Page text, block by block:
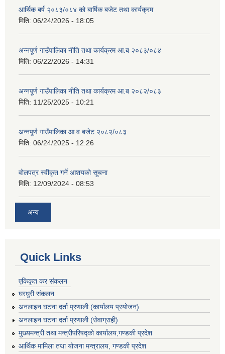
आर्थिक बर्ष २०८३/०८४ को बार्षिक बजेट तथा कार्यक्रम
मिति: 06/24/2026 - 18:05
अन्नपूर्ण गाउँपालिका नीति तथा कार्यक्रम आ.ब २०८३/०८४
मिति: 06/22/2026 - 14:31
अन्नपूर्ण गाउँपालिका नीति तथा कार्यक्रम आ.ब २०८२/०८३
मिति: 11/25/2025 - 10:21
अन्नपूर्ण गाउँपालिका आ.व बजेट २०८२/०८३
मिति: 06/24/2025 - 12:26
वोलपत्र स्वीकृत गर्ने आशयको सूचना
मिति: 12/09/2024 - 08:53
अन्य
Quick Links
एकिकृत कर संकलन
घरधुरी संकलन
अनलाइन घटना दर्ता प्रणाली (कार्यालय प्रयोजन)
अनलाइन घटना दर्ता प्रणाली (सेवाग्राही)
मुख्यमन्त्री तथा मन्त्रीपरिषद्को कार्यालय,गण्डकी प्रदेश
आर्थिक मामिला तथा योजना मन्त्रालय, गण्डकी प्रदेश